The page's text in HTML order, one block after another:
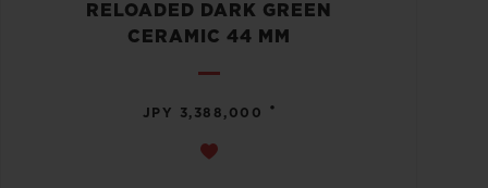
RELOADED DARK GREEN
CERAMIC 44 MM
JPY 3,388,000 •